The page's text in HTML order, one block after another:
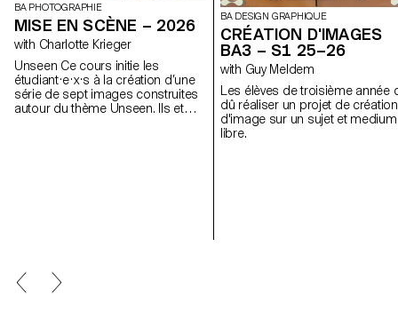
BA PHOTOGRAPHIE
MISE EN SCÈNE – 2026
with Charlotte Krieger
Unseen Ce cours initie les
étudiant·e·x·s à la création d’une
série de sept images construites
autour du thème Unseen. Ils et
professionnelle. Les étudiant·e·x·s
affineront ainsi leur regard
BA DESIGN GRAPHIQUE
CRÉATION D'IMAGES
BA3 – S1 25–26
with Guy Meldem
Les élèves de troisième année
dû réaliser un projet de création
d'image sur un sujet et medium
libre.